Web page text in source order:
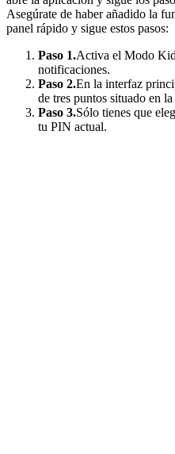
Asegúrate de haber añadido la
panel rápido y sigue estos pasos:
Paso 1.Activa el Modo
notificaciones.
Paso 2.En la interfaz
de tres puntos situado en
Paso 3.Sólo tienes que
tu PIN actual.